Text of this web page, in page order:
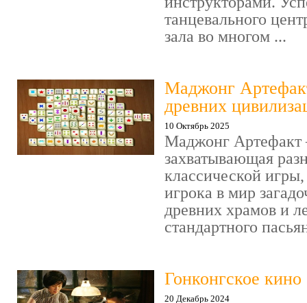
танцевального
зала во многом ...
Маджонг
древних
10 Октябрь 2025
Маджонг
захватывающая
классической
игрока в мир
древних храмов и
стандартного
Гонконгское кино
20 Декабрь 2024